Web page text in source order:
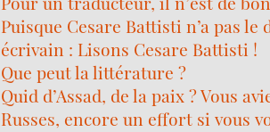
Puisque Cesare Battisti n’a pas le
écrivain : Lisons Cesare Battisti !
Que peut la littérature ?
Quid d’Assad, de la paix ? Vous
Russes, encore un effort si vous